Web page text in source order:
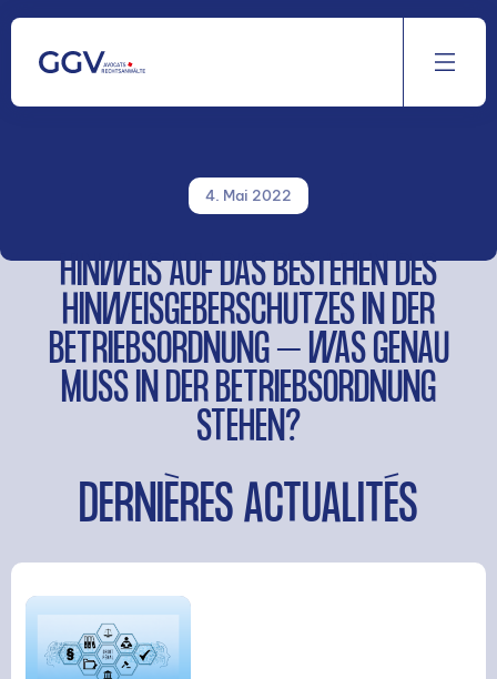
au
contenu
4. Mai 2022
HINWEIS AUF DAS BESTEHEN DES
HINWEISGEBERSCHUTZES IN DER
BETRIEBSORDNUNG – WAS GENAU
MUSS IN DER BETRIEBSORDNUNG
STEHEN?
DERNIÈRES ACTUALITÉS